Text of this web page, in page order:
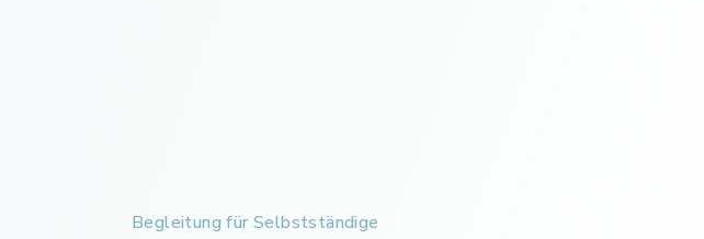
Begleitung für Selbstständige